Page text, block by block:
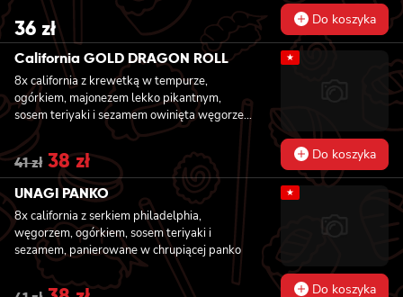
36 zł Do koszyka
California GOLD DRAGON ROLL
8x california z krewetką w tempurze,
ogórkiem, majonezem lekko pikantnym,
sosem teriyaki i sezamem owinięta węgorzem
i awokado
★
41zł Original
price
was:
41 zł.
38złCurrent
price
is:
38 zł.
Do koszyka
UNAGI PANKO
8x california z serkiem philadelphia,
węgorzem, ogórkiem, sosem teriyaki i
sezamem, panierowane w chrupiącej panko
★
Do koszyka